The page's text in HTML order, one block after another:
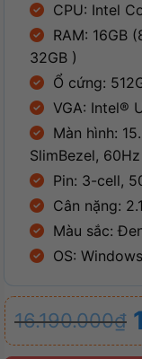
CPU: Intel
RAM: 16GB
32GB )
Ổ cứng:
VGA: Intel®
Màn hình:
SlimBezel, 60Hz
Pin: 3-cell,
Cân nặng:
Màu sắc:
OS:
16.190.000₫
Giá
gốc
Giá
hiện